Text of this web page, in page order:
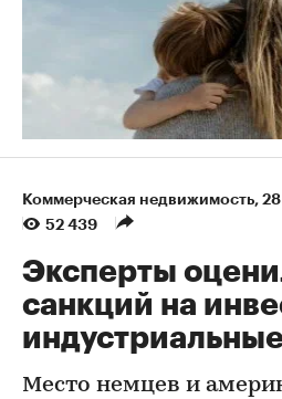
Коммерческая недвижимость 28
52 439
Эксперты
санкций на
Место немцев и